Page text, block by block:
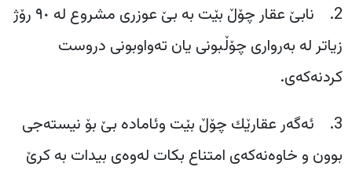
2. نابێ عقار چۆڵ بێت بە بێ عوزری مشروع لە ٩٠ رۆژ
زیاتر لە بەرواری چۆڵبونی یان تەواوبونی دروست
کردنەکەی.
3. ئەگەر عقارێك چۆڵ بێت وئامادە بێ بۆ نیستەجی
بوون و خاوەنەکەی امتناع بکات لەوەی بیدات بە کرێ